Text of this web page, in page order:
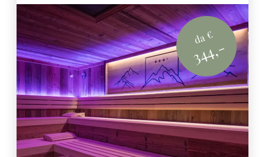
da €
344,-